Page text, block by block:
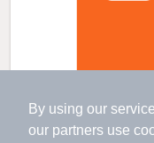
By using our
our partners use
OAFLAT上野田の賃貸